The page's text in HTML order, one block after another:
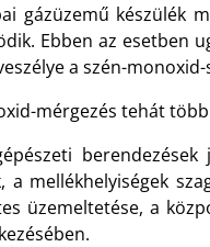
gázüzemű készülék
Ebben az esetben
a szén-
mérgezés tehát
a mellékhelyiségek
üzemeltetése, a